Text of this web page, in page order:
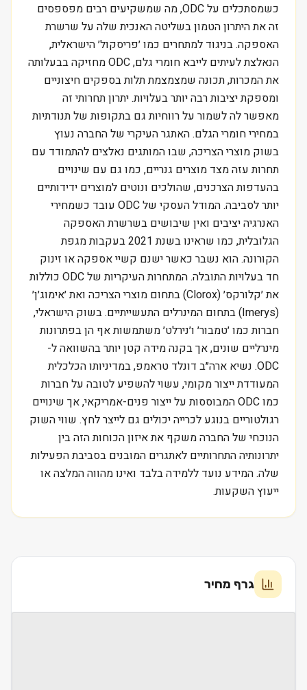
כשמסתכלים על ODC, מה שמשקיעים רבים מפספסים
זה את היתרון הטמון בשליטה האנכית שלה על שרשרת
האספקה. בניגוד למתחרים כמו ׳פריסקול׳ הישראלית,
הנאלצת לעיתים לייבא חומרי גלם, ODC מחזיקה בבעלותה
את המכרות, תכונה שמצמצמת תלות בספקים חיצוניים
ומספקת יציבות רבה יותר בעלויות. יתרון תחרותי זה
מאפשר לה לשמור על רווחיות גם בתקופות של תנודתיות
במחירי חומרי הגלם. האתגר העיקרי של החברה נעוץ
בשוק מוצרי הצריכה, שבו המותגים נאלצים להתמודד עם
תחרות עזה מצד מוצרים גנריים, כמו גם עם שינויים
בהעדפות הצרכנים, שהולכים ונוטים למוצרים ידידותיים
יותר לסביבה. המודל העסקי של ODC עובד כשמחירי
האנרגיה יציבים ואין שיבושים בשרשרת האספקה
הגלובלית, כמו שראינו בשנת 2021 בעקבות מגפת
הקורונה. הוא נשבר כאשר ישנם קשיי אספקה או זינוק
חד בעלויות התובלה. המתחרות העיקריות של ODC כוללות
את ׳קלורקס׳ (Clorox) בתחום מוצרי הצריכה ואת ׳אימוג׳ן׳
(Imerys) בתחום המינרלים התעשייתיים. בשוק הישראלי,
חברות כמו ׳טמבור׳ ו׳נירלט׳ משתמשות אף הן בפתרונות
מינרליים שונים, אך בקנה מידה קטן יותר בהשוואה ל-
ODC. נשיא ארה״ב דונלד טראמפ, במדיניותו הכלכלית
המעודדת ייצור מקומי, עשוי להשפיע לטובה על חברות
כמו ODC המבוססות על ייצור פנים-אמריקאי, אך שינויים
רגולטוריים בנוגע לכרייה יכולים גם לייצר לחץ. שווי השוק
הנוכחי של החברה משקף את איזון הכוחות הזה בין
יתרונותיה התחרותיים לאתגרים המובנים בסביבת הפעילות
שלה. המידע נועד ללמידה בלבד ואינו מהווה המלצה או
ייעוץ השקעות.
גרף מחיר